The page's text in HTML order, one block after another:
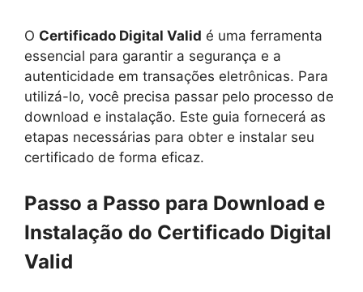
O Certificado Digital Valid é uma ferramenta
essencial para garantir a segurança e a
autenticidade em transações eletrônicas. Para
utilizá-lo, você precisa passar pelo processo de
download e instalação. Este guia fornecerá as
etapas necessárias para obter e instalar seu
certificado de forma eficaz.
Passo a Passo para Download e
Instalação do Certificado Digital
Valid